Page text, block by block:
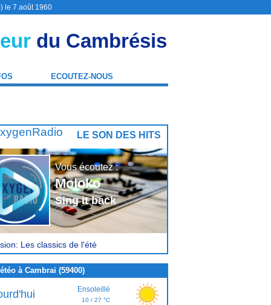
le 7 août 1960
du Cambrésis
ECOUTEZ-NOUS
LE SON DES HITS
Vous écoutez :
Moloko
Sing it back
Les classics de l'été
à Cambrai (59400)
Ensoleillé
10 / 27 °C